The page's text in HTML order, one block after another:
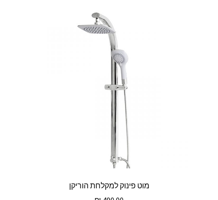
מוט פינוק למקלחת הוריקן